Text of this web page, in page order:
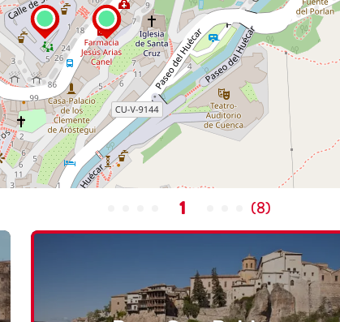
1 (8)